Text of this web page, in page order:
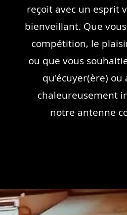
reçoit avec un esprit
bienveillant. Que
compétition, le
ou que vous
qu'écuyer(ère)
chaleureusement
notre antenne